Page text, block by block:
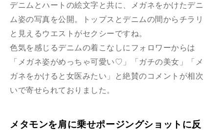
デニムとハートの絵文字と共に、メガネをかけたデニ
ム姿の写真を公開。トップスとデニムの間からチラリ
と見えるウエストがセクシーですね。
色気を感じるデニムの着こなしにフォロワーからは
「メガネ姿がめっちゃ可愛い♡」「ガチの美女」「メ
ガネをかけると女医みたい」と絶賛のコメントが相次
いで寄せられておりました。
メタモンを肩に乗せポージングショットに反